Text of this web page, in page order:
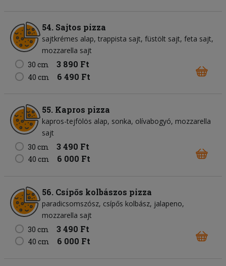
54. Sajtos pizza
sajtkrémes alap trappista sajt füstölt sajt feta sajt
mozzarella sajt
30 cm
3 890 Ft
40 cm 6 490 Ft
55. Kapros pizza
kapros-tejfölös alap sonka olívabogyó mozzarella
sajt
30 cm
3 490 Ft
40 cm 6 000 Ft
56. Csípős kolbászos pizza
paradicsomszósz csípős kolbász jalapeno
mozzarella sajt
30 cm
3 490 Ft
40 cm 6 000 Ft